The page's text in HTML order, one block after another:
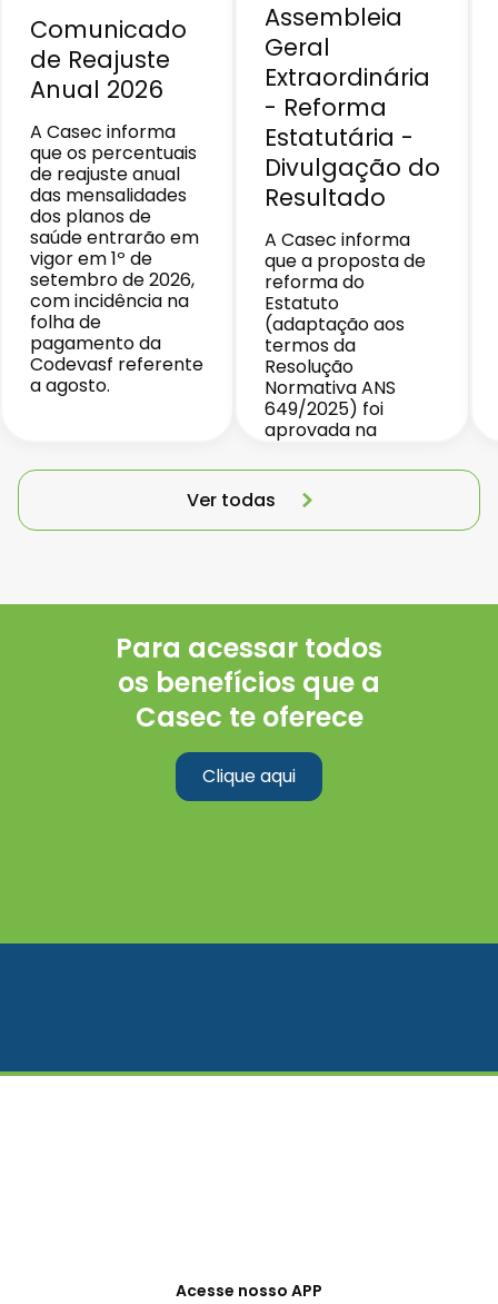
Comunicado
de Reajuste
Anual 2026
A Casec informa
que os percentuais
de reajuste anual
das mensalidades
dos planos de
saúde entrarão em
vigor em 1º de
setembro de 2026,
com incidência na
folha de
pagamento da
Codevasf referente
a agosto.
Assembleia
Geral
Extraordinária
- Reforma
Estatutária -
Divulgação do
Resultado
A Casec informa
que a proposta de
reforma do
Estatuto
(adaptação aos
termos da
Resolução
Normativa ANS
649/2025) foi
aprovada na
(Assembleia Geral
Extraordinária)
realizada em
30/06/2026.
Ver todas
Para acessar todos
os benefícios que a
Casec te oferece
Clique aqui
Acesse nosso APP